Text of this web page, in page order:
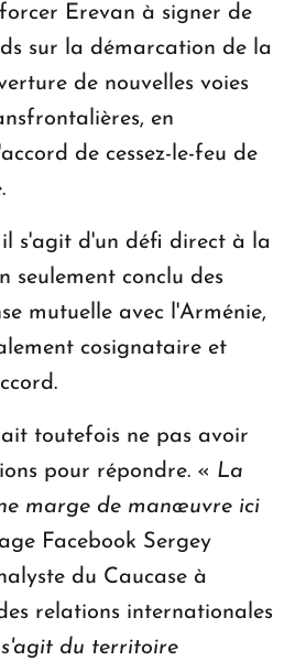
Erevan à signer de
sur la démarcation de la
de nouvelles voies
en
de cessez-le-feu de
il s'agit d'un défi direct à la
seulement conclu des
mutuelle avec l'Arménie,
cosignataire et
toutefois ne pas avoir
pour répondre. « La
marge de manœuvre ici
Facebook Sergey
du Caucase à
relations internationales
du territoire